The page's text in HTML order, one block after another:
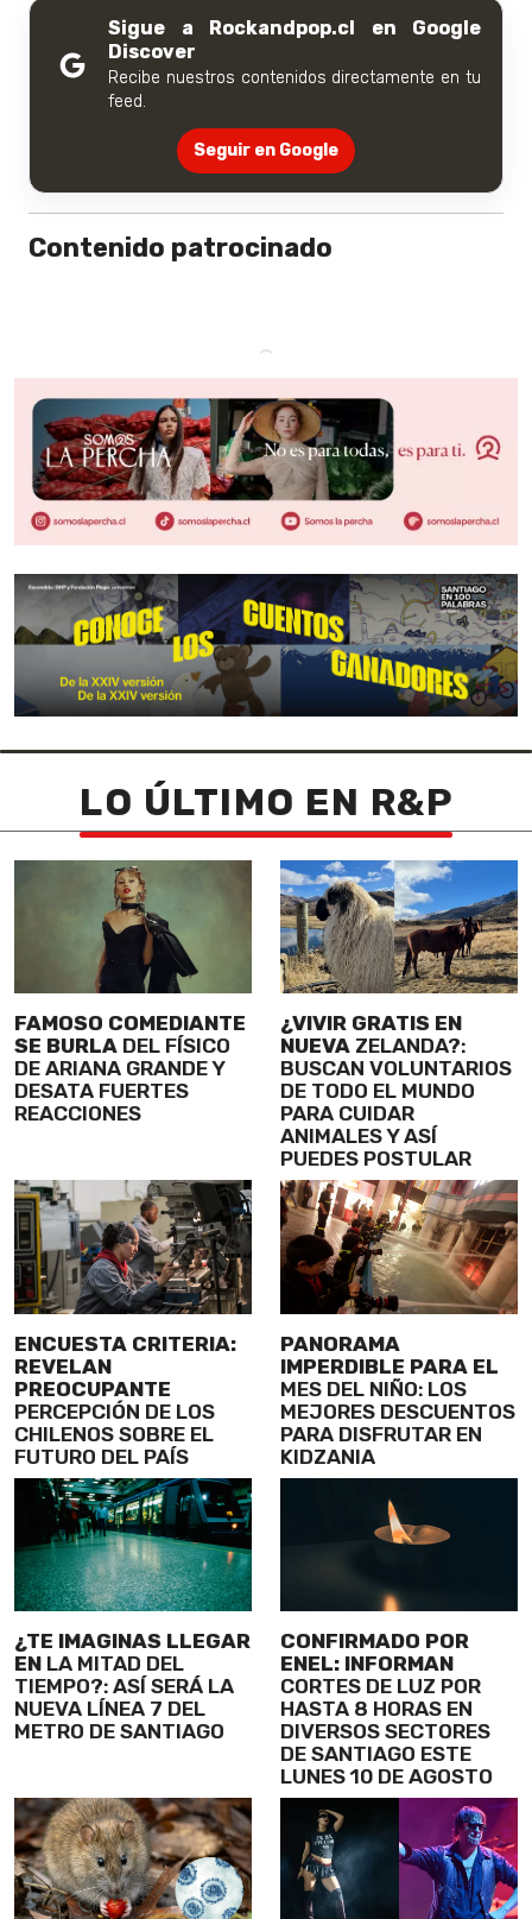
Sigue a Rockandpop.cl en Google
Discover
Recibe nuestros contenidos directamente en tu
feed.
Seguir en Google
Contenido patrocinado
LO ÚLTIMO EN R&P
FAMOSO COMEDIANTE
SE BURLA DEL FÍSICO
DE ARIANA GRANDE Y
DESATA FUERTES
REACCIONES
¿VIVIR GRATIS EN
NUEVA ZELANDA?:
BUSCAN VOLUNTARIOS
DE TODO EL MUNDO
PARA CUIDAR
ANIMALES Y ASÍ
PUEDES POSTULAR
ENCUESTA CRITERIA:
REVELAN
PREOCUPANTE
PERCEPCIÓN DE LOS
CHILENOS SOBRE EL
FUTURO DEL PAÍS
PANORAMA
IMPERDIBLE PARA EL
MES DEL NIÑO: LOS
MEJORES DESCUENTOS
PARA DISFRUTAR EN
KIDZANIA
¿TE IMAGINAS LLEGAR
EN LA MITAD DEL
TIEMPO?: ASÍ SERÁ LA
NUEVA LÍNEA 7 DEL
METRO DE SANTIAGO
CONFIRMADO POR
ENEL: INFORMAN
CORTES DE LUZ POR
HASTA 8 HORAS EN
DIVERSOS SECTORES
DE SANTIAGO ESTE
LUNES 10 DE AGOSTO